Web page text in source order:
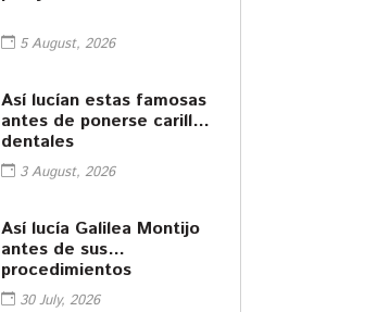
5 August, 2026
Así lucían estas famosas
antes de ponerse carillas
dentales
3 August, 2026
Así lucía Galilea Montijo
antes de sus
procedimientos
cosméticos
30 July, 2026